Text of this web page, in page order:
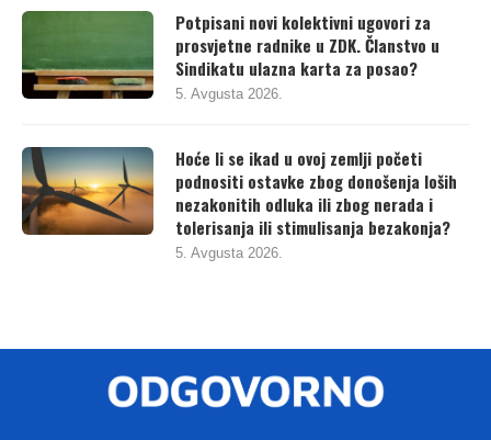
Potpisani novi kolektivni ugovori za
prosvjetne radnike u ZDK. Članstvo u
Sindikatu ulazna karta za posao?
5. Avgusta 2026.
Hoće li se ikad u ovoj zemlji početi
podnositi ostavke zbog donošenja loših
nezakonitih odluka ili zbog nerada i
tolerisanja ili stimulisanja bezakonja?
5. Avgusta 2026.